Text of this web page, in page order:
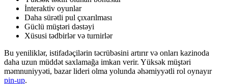
İnteraktiv oyunlar
Daha sürətli pul çıxarılması
Güclü müştəri dəstəyi
Xüsusi tədbirlər və turnirlər
Bu yeniliklər, istifadəçilərin təcrübəsini artırır və onları kazinoda
daha uzun müddət saxlamağa imkan verir. Yüksək müştəri
məmnuniyyəti, bazar lideri olma yolunda əhəmiyyətli rol oynayır
pin-up.